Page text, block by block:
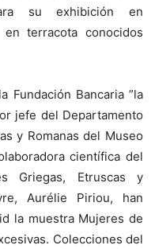
su exhibición en
terracota conocidos
Fundación Bancaria ”la
jefe del Departamento
y Romanas del Museo
científica del
Griegas, Etruscas y
Aurélie Piriou, han
la muestra Mujeres de
Colecciones del